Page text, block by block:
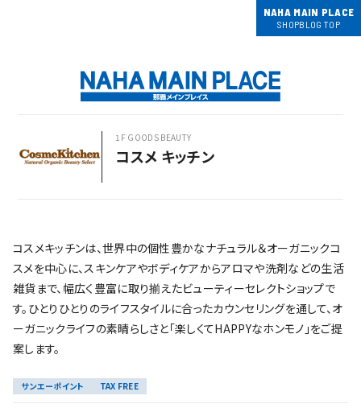
NAHA MAIN PLACE
SHOPBLOG TOP
1F GOODS BEAUTY
コスメ キッチン
コスメキッチンは、世界中の個性豊かなナチュラル＆オーガニックコ
スメを中心に、スキンケアやボディケアからアロマや洗剤などの生活
雑貨まで、幅広く豊富に取り揃えたビューティーセレクトショップで
す。ひとりひとりのライフスタイルに合ったカウンセリングを通して、オ
ーガニックライフの素晴らしさと「楽しくてHAPPYなホンモノ」をご提
案します。
サンエーポイント TAX FREE